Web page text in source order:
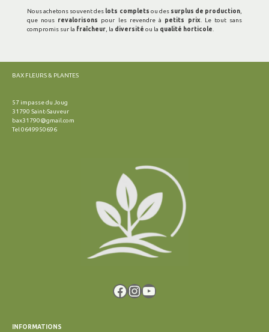
Nous achetons souvent des lots complets ou des surplus de production
que nous revalorisons pour les revendre à petits prix . Le tout sans
compromis sur la fraîcheur, la diversité ou la qualité horticole
BAX FLEURS & PLANTES
57 impasse du Joug
31790 Saint-Sauveur
bax31790@gmail.com
Tel 0649950696
Facebook
Instagram
YouTube
INFORMATIONS